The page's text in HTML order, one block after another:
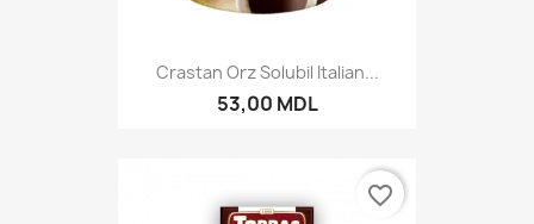
Crastan Orz Solubil Italian...
53,00 MDL
favorite_border